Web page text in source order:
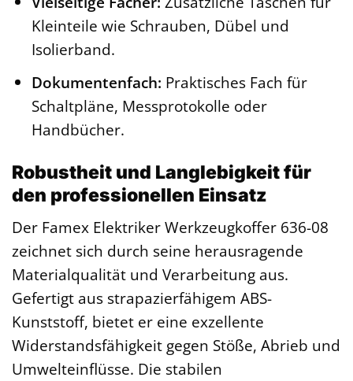
Kleinteile wie Schrauben, Dübel und
Isolierband.
Dokumentenfach: Praktisches Fach für
Schaltpläne, Messprotokolle oder
Handbücher.
Robustheit und Langlebigkeit für
den professionellen Einsatz
Der Famex Elektriker Werkzeugkoffer 636-08
zeichnet sich durch seine herausragende
Materialqualität und Verarbeitung aus.
Gefertigt aus strapazierfähigem ABS-
Kunststoff, bietet er eine exzellente
Widerstandsfähigkeit gegen Stöße, Abrieb und
Umwelteinflüsse. Die stabilen